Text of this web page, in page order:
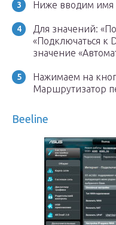
Ниже вводим имя
Для значений:
«Подключаться к
значение
Нажимаем на
Маршрутизатор
Beeline